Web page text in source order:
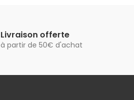
Livraison offerte
à partir de 50€ d'achat